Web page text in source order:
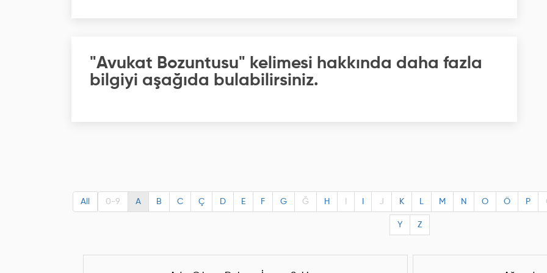
"Avukat Bozuntusu" kelimesi hakkında daha fazla
bilgiyi aşağıda bulabilirsiniz.
All 0-9 A B C Ç D E F G Ğ H J K L M N O Ö P
Y Z